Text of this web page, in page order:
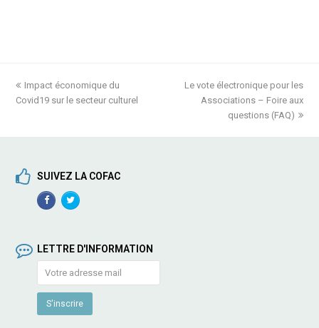
previous
post:
Impact économique du
Covid19 sur le secteur culturel
next
post:
Le vote électronique pour les
Associations – Foire aux
questions (FAQ)
SUIVEZ LA COFAC
FacebookTwitterProfile
LETTRE D'INFORMATION